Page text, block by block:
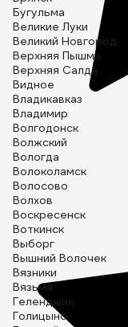
Бугульма
Великие Луки
Великий Новгород
Верхняя Пышма
Верхняя Салда
Видное
Владикавказ
Владимир
Волгодонск
Волжский
Вологда
Волоколамск
Волосово
Волхов
Воскресенск
Воткинск
Выборг
Вышний Волочек
Вязники
Вязьма
Геленджик
Голицыно